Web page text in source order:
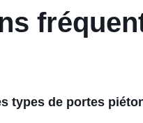
types de portes